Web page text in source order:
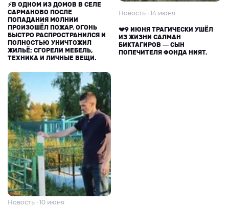
⚡В ОДНОМ ИЗ ДОМОВ В СЕЛЕ
САРМАНОВО ПОСЛЕ
ПОПАДАНИЯ МОЛНИИ
ПРОИЗОШЁЛ ПОЖАР. ОГОНЬ
БЫСТРО РАСПРОСТРАНИЛСЯ И
ПОЛНОСТЬЮ УНИЧТОЖИЛ
ЖИЛЬЁ: СГОРЕЛИ МЕБЕЛЬ,
ТЕХНИКА И ЛИЧНЫЕ ВЕЩИ.
Новость · 14 июня
💔9 ИЮНЯ ТРАГИЧЕСКИ УШЁЛ
ИЗ ЖИЗНИ САЛМАН
БИКТАГИРОВ — СЫН
ПОПЕЧИТЕЛЯ ФОНДА НИЯТ.
Новость · 10 июня